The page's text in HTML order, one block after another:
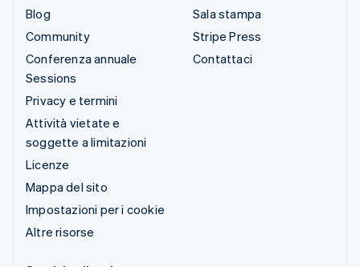
Blog
Community
Conferenza annuale
Sessions
Privacy e termini
Attività vietate e
soggette a limitazioni
Licenze
Mappa del sito
Impostazioni per i cookie
Altre risorse
Sala stampa
Stripe Press
Contattaci